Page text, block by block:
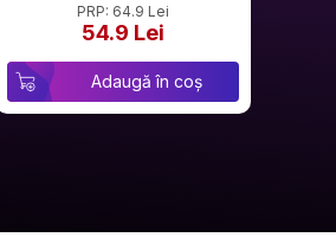
PRP: 64.9 Lei
54.9 Lei
Adaugă în coș